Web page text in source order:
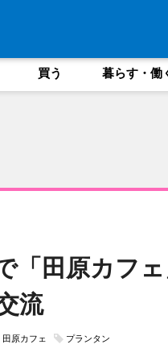
買う 暮らす・働
「田原カフ
流
田原カフェ プランタン